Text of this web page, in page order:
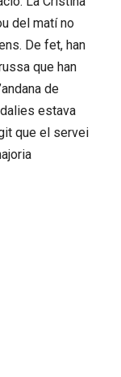
del matí no
De fet, han
que han
de
estava
que el servei